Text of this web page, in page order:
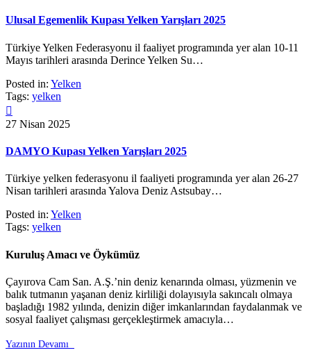
Ulusal Egemenlik Kupası Yelken Yarışları 2025
Türkiye Yelken Federasyonu il faaliyet programında yer alan 10-11
Mayıs tarihleri arasında Derince Yelken Su…
Posted in: Yelken
Tags: yelken

27 Nisan 2025
DAMYO Kupası Yelken Yarışları 2025
Türkiye yelken federasyonu il faaliyeti programında yer alan 26-27
Nisan tarihleri arasında Yalova Deniz Astsubay…
Posted in: Yelken
Tags: yelken
Kuruluş Amacı ve Öykümüz
Çayırova Cam San. A.Ş.’nin deniz kenarında olması, yüzmenin ve
balık tutmanın yaşanan deniz kirliliği dolayısıyla sakıncalı olmaya
başladığı 1982 yılında, denizin diğer imkanlarından faydalanmak ve
sosyal faaliyet çalışması gerçekleştirmek amacıyla…
Yazının Devamı